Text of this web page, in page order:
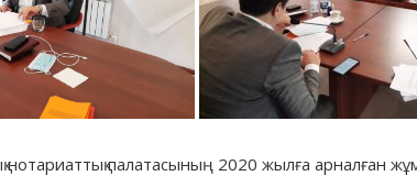
палатасының 2020 жылға арналған